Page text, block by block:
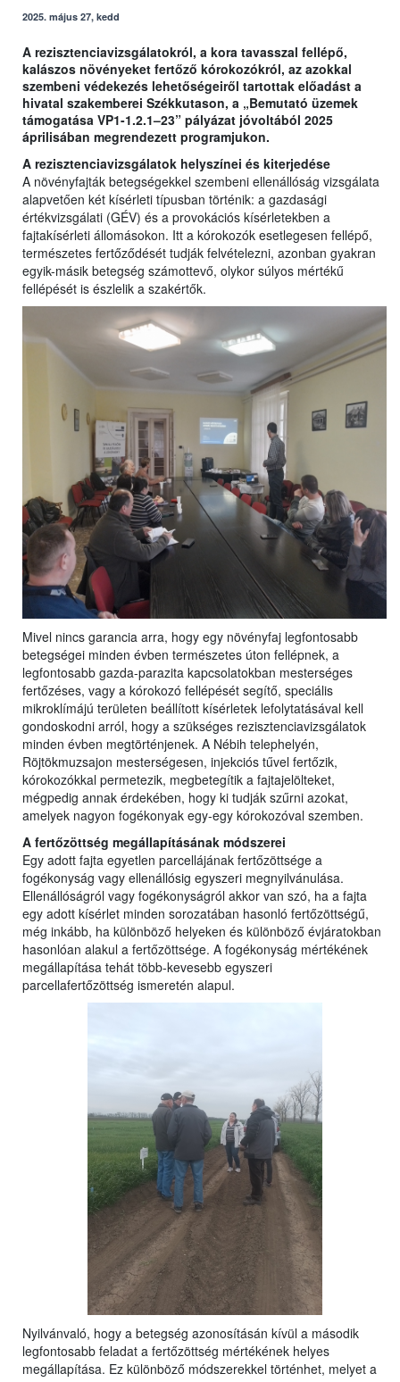
2025. május 27, kedd
A rezisztenciavizsgálatokról, a kora tavasszal fellépő,
kalászos növényeket fertőző kórokozókról, az azokkal
szembeni védekezés lehetőségeiről tartottak előadást a
hivatal szakemberei Székkutason, a „Bemutató üzemek
támogatása VP1-1.2.1–23” pályázat jóvoltából 2025
áprilisában megrendezett programjukon.
A rezisztenciavizsgálatok helyszínei és kiterjedése
A növényfajták betegségekkel szembeni ellenállóság vizsgálata
alapvetően két kísérleti típusban történik: a gazdasági
értékvizsgálati (GÉV) és a provokációs kísérletekben a
fajtakísérleti állomásokon. Itt a kórokozók esetlegesen fellépő,
természetes fertőződését tudják felvételezni, azonban gyakran
egyik-másik betegség számottevő, olykor súlyos mértékű
fellépését is észlelik a szakértők.
Mivel nincs garancia arra, hogy egy növényfaj legfontosabb
betegségei minden évben természetes úton fellépnek, a
legfontosabb gazda-parazita kapcsolatokban mesterséges
fertőzéses, vagy a kórokozó fellépését segítő, speciális
mikroklímájú területen beállított kísérletek lefolytatásával kell
gondoskodni arról, hogy a szükséges rezisztenciavizsgálatok
minden évben megtörténjenek. A Nébih telephelyén,
Röjtökmuzsajon mesterségesen, injekciós tűvel fertőzik,
kórokozókkal permetezik, megbetegítik a fajtajelölteket,
mégpedig annak érdekében, hogy ki tudják szűrni azokat,
amelyek nagyon fogékonyak egy-egy kórokozóval szemben.
A fertőzöttség megállapításának módszerei
Egy adott fajta egyetlen parcellájának fertőzöttsége a
fogékonyság vagy ellenállósig egyszeri megnyilvánulása.
Ellenállóságról vagy fogékonyságról akkor van szó, ha a fajta
egy adott kísérlet minden sorozatában hasonló fertőzöttségű,
még inkább, ha különböző helyeken és különböző évjáratokban
hasonlóan alakul a fertőzöttsége. A fogékonyság mértékének
megállapítása tehát több-kevesebb egyszeri
parcellafertőzöttség ismeretén alapul.
Nyilvánvaló, hogy a betegség azonosításán kívül a második
legfontosabb feladat a fertőzöttség mértékének helyes
megállapítása. Ez különböző módszerekkel történhet, melyet a